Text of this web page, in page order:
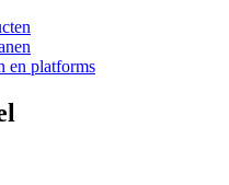
en platforms